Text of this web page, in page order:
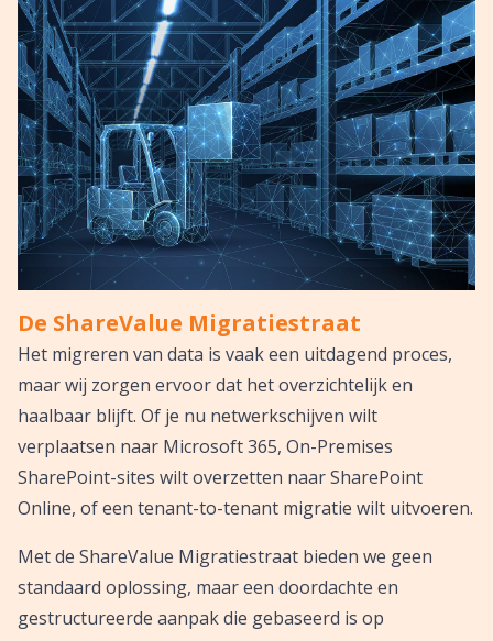
De ShareValue Migratiestraat
Het migreren van data is vaak een uitdagend proces,
maar wij zorgen ervoor dat het overzichtelijk en
haalbaar blijft. Of je nu netwerkschijven wilt
verplaatsen naar Microsoft 365, On-Premises
SharePoint-sites wilt overzetten naar SharePoint
Online, of een tenant-to-tenant migratie wilt uitvoeren.
Met de ShareValue Migratiestraat bieden we geen
standaard oplossing, maar een doordachte en
gestructureerde aanpak die gebaseerd is op